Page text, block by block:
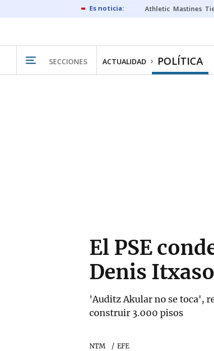
Athletic Mastines
SECCIONES ACTUALIDAD POLÍTICA
El PSE
Denis
'Auditz Akular no se toca',
construir 3.000 pisos
NTM EFE